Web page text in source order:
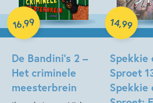
De Bandini’s 2 –
Het criminele
meesterbrein
16,99
Hardcover
Spekkie
Sproet
Spekkie
14,99
Hardcover